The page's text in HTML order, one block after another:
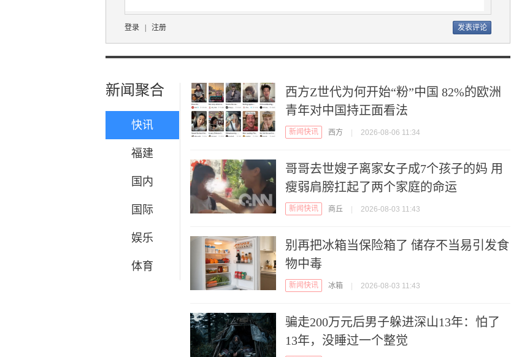
登录 注册
新闻聚合
快讯
福建
国内
国际
娱乐
体育
西方Z世代为何开始“粉”中国 82%的欧洲
青年对中国持正面看法
新闻快讯 西方 2026-08-06 11:34
哥哥去世嫂子离家女子成7个孩子的妈 用
瘦弱肩膀扛起了两个家庭的命运
新闻快讯 商丘 2026-08-03 11:43
别再把冰箱当保险箱了 储存不当易引发食
物中毒
新闻快讯 冰箱 2026-08-03 11:43
骗走200万元后男子躲进深山13年：怕了
13年，没睡过一个整觉